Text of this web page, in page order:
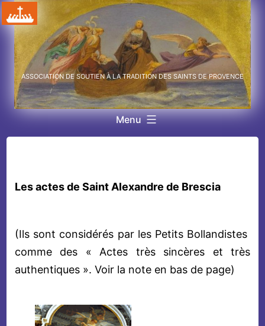
Aller
au
contenu
ASSOCIATION DE SOUTIEN À LA TRADITION DES SAINTS DE PROVENCE
Menu
Les actes de Saint Alexandre de Brescia
(Ils sont considérés par les Petits Bollandistes
comme des « Actes très sincères et très
authentiques ». Voir la note en bas de page)